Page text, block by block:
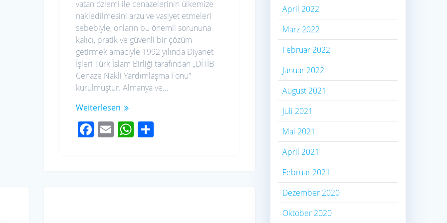
vatan özlemi ile cenazelerinin ülkemize
nakledilmesini arzu ve vasiyet etmeleri
sebebiyle, onların bu önemli sorununa
kalıcı, pratik ve güvenli bir çözüm
getirmek amacıyle 1992 yılında Diyanet
İşleri Türk İslam Birliği tarafından „DİTİB
Cenaze Nakli Yardımlaşma Fonu“
kurulmuştur. Almanya ve…
Weiterlesen
F E W S
April 2022
März 2022
Februar 2022
Januar 2022
August 2021
Juli 2021
Mai 2021
April 2021
Februar 2021
Dezember 2020
Oktober 2020